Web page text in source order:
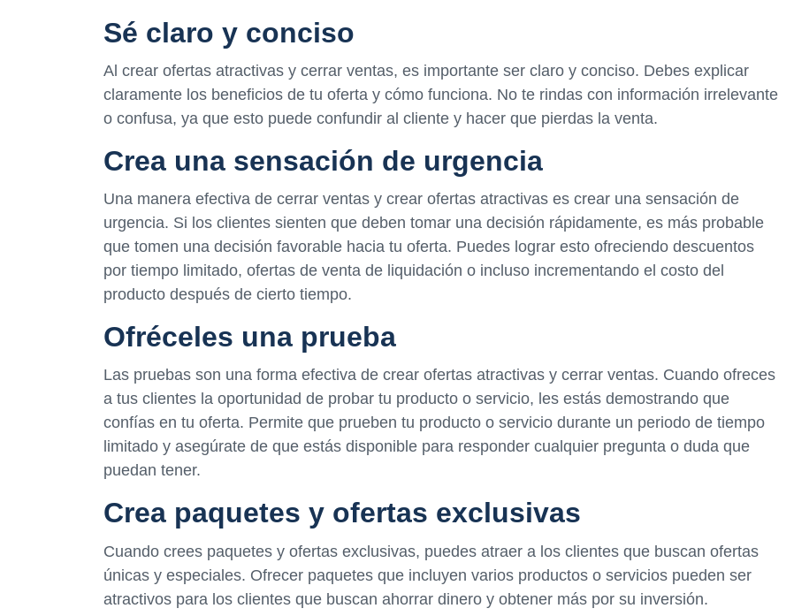
Sé claro y conciso
Al crear ofertas atractivas y cerrar ventas, es importante ser claro y conciso. Debes explicar
claramente los beneficios de tu oferta y cómo funciona. No te rindas con información irrelevante
o confusa, ya que esto puede confundir al cliente y hacer que pierdas la venta.
Crea una sensación de urgencia
Una manera efectiva de cerrar ventas y crear ofertas atractivas es crear una sensación de
urgencia. Si los clientes sienten que deben tomar una decisión rápidamente, es más probable
que tomen una decisión favorable hacia tu oferta. Puedes lograr esto ofreciendo descuentos
por tiempo limitado, ofertas de venta de liquidación o incluso incrementando el costo del
producto después de cierto tiempo.
Ofréceles una prueba
Las pruebas son una forma efectiva de crear ofertas atractivas y cerrar ventas. Cuando ofreces
a tus clientes la oportunidad de probar tu producto o servicio, les estás demostrando que
confías en tu oferta. Permite que prueben tu producto o servicio durante un periodo de tiempo
limitado y asegúrate de que estás disponible para responder cualquier pregunta o duda que
puedan tener.
Crea paquetes y ofertas exclusivas
Cuando crees paquetes y ofertas exclusivas, puedes atraer a los clientes que buscan ofertas
únicas y especiales. Ofrecer paquetes que incluyen varios productos o servicios pueden ser
atractivos para los clientes que buscan ahorrar dinero y obtener más por su inversión.